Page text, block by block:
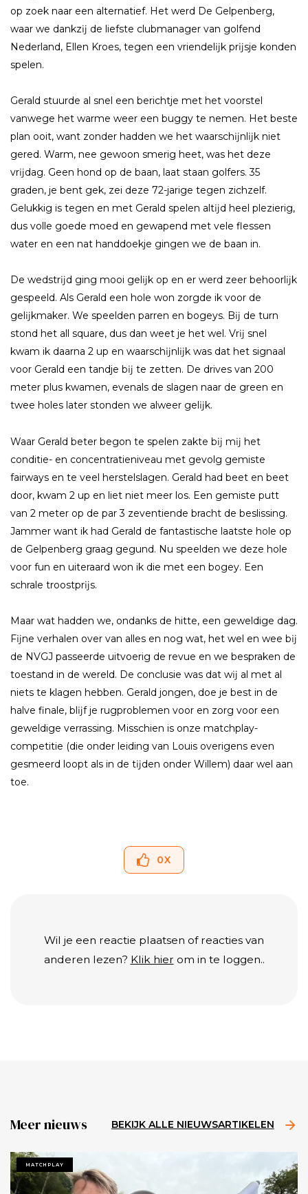
op zoek naar een alternatief. Het werd De Gelpenberg,
waar we dankzĳ de liefste clubmanager van golfend
Nederland, Ellen Kroes, tegen een vriendelĳk prĳsje konden
spelen.
Gerald stuurde al snel een berichtje met het voorstel
vanwege het warme weer een buggy te nemen. Het beste
plan ooit, want zonder hadden we het waarschĳnlĳk niet
gered. Warm, nee gewoon smerig heet, was het deze
vrĳdag. Geen hond op de baan, laat staan golfers. 35
graden, je bent gek, zei deze 72-jarige tegen zichzelf.
Gelukkig is tegen en met Gerald spelen altĳd heel plezierig,
dus volle goede moed en gewapend met vele flessen
water en een nat handdoekje gingen we de baan in.
De wedstrĳd ging mooi gelĳk op en er werd zeer behoorlĳk
gespeeld. Als Gerald een hole won zorgde ik voor de
gelĳkmaker. We speelden parren en bogeys. Bĳ de turn
stond het all square, dus dan weet je het wel. Vrĳ snel
kwam ik daarna 2 up en waarschĳnlĳk was dat het signaal
voor Gerald een tandje bĳ te zetten. De drives van 200
meter plus kwamen, evenals de slagen naar de green en
twee holes later stonden we alweer gelĳk.
Waar Gerald beter begon te spelen zakte bĳ mĳ het
conditie- en concentratieniveau met gevolg gemiste
fairways en te veel herstelslagen. Gerald had beet en beet
door, kwam 2 up en liet niet meer los. Een gemiste putt
van 2 meter op de par 3 zeventiende bracht de beslissing.
Jammer want ik had Gerald de fantastische laatste hole op
de Gelpenberg graag gegund. Nu speelden we deze hole
voor fun en uiteraard won ik die met een bogey. Een
schrale troostprĳs.
Maar wat hadden we, ondanks de hitte, een geweldige dag.
Fĳne verhalen over van alles en nog wat, het wel en wee bĳ
de NVGJ passeerde uitvoerig de revue en we bespraken de
toestand in de wereld. De conclusie was dat wĳ al met al
niets te klagen hebben. Gerald jongen, doe je best in de
halve finale, blĳf je rugproblemen voor en zorg voor een
geweldige verrassing. Misschien is onze matchplay-
competitie (die onder leiding van Louis overigens even
gesmeerd loopt als in de tĳden onder Willem) daar wel aan
toe.
0X
Wil je een reactie plaatsen of reacties van
anderen lezen? Klik hier om in te loggen..
Meer nieuws BEKIJK ALLE NIEUWSARTIKELEN
MATCHPLAY